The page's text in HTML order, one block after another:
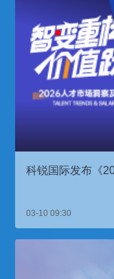
科锐国际发布《
03-10 09:30